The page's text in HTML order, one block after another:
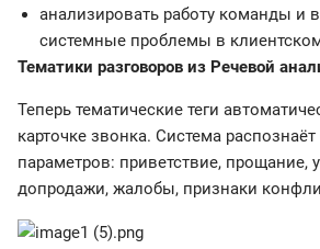
анализировать работу команды и
системные проблемы в
Тематики разговоров из Речевой
Теперь тематические теги
карточке звонка. Система
параметров: приветствие, прощание,
допродажи, жалобы, признаки